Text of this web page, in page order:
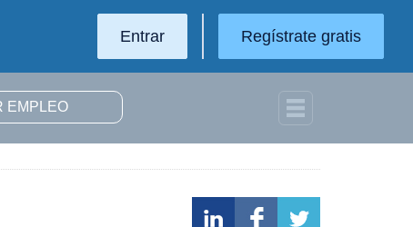
Entrar Regístrate gratis